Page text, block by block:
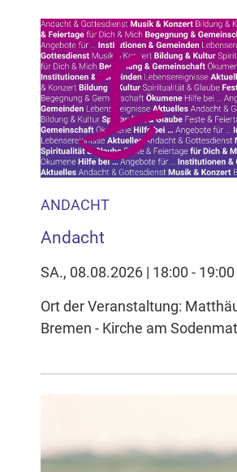
ANDACHT
Andacht
SA., 08.08.2026 | 18:00 - 19:00
Ort der Veranstaltung:
Bremen - Kirche am